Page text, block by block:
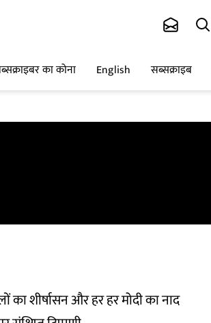
का कोना English सब्सक्राइब
शीर्षासन और हर हर मोदी का नाद